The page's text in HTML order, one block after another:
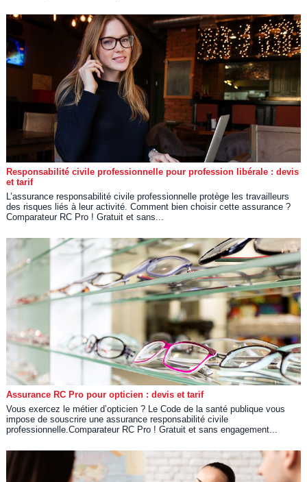
Responsabilité civile professionnelle pour profession libérale : devis
et tarif
L’assurance responsabilité civile professionnelle protège les travailleurs
des risques liés à leur activité. Comment bien choisir cette assurance ?
Comparateur RC Pro ! Gratuit et sans...
Assurance RC Pro pour opticien : devis et tarif
Vous exercez le métier d’opticien ? Le Code de la santé publique vous
impose de souscrire une assurance responsabilité civile
professionnelle.Comparateur RC Pro ! Gratuit et sans engagement...